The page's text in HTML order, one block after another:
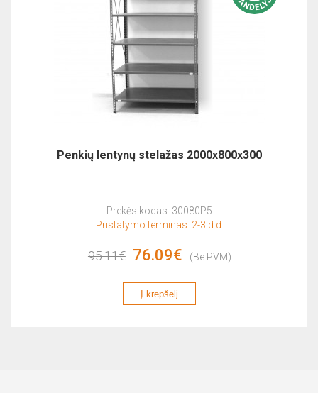
Penkių lentynų stelažas 2000x800x300
Prekės kodas: 30080P5
Pristatymo terminas: 2-3 d.d.
95.11€ 76.09€ (Be PVM)
Į krepšelį